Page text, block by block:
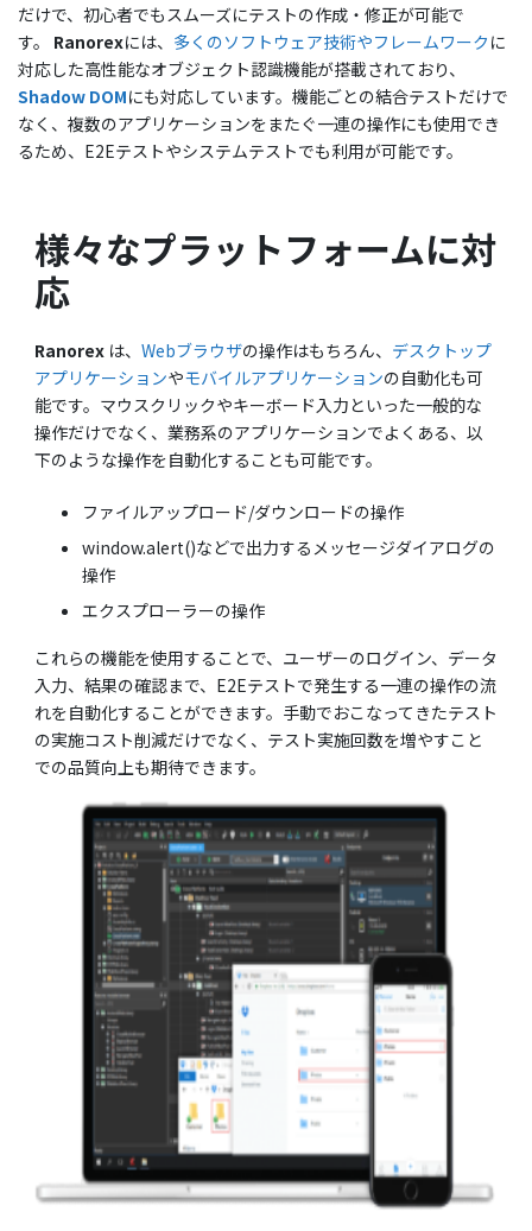
だけで、初心者でもスムーズにテストの作成・修正が可能で
す。 Ranorexには、 多くのソフトウェア技術やフレームワーク に
対応した高性能なオブジェクト認識機能が搭載されており、
Shadow DOMにも対応しています。機能ごとの結合テストだけで
なく、複数のアプリケーションをまたぐ一連の操作にも使用でき
るため、E2Eテストやシステムテストでも利用が可能です。
様々なプラットフォームに対
応
Ranorex は、 Webブラウザの操作はもちろん、 デスクトップ
アプリケーションやモバイルアプリケーションの自動化も可
能です。マウスクリックやキーボード入力といった一般的な
操作だけでなく、業務系のアプリケーションでよくある、以
下のような操作を自動化することも可能です。
ファイルアップロード/ダウンロードの操作
window.alert()などで出力するメッセージダイアログの
操作
エクスプローラーの操作
これらの機能を使用することで、ユーザーのログイン、データ
入力、結果の確認まで、E2Eテストで発生する一連の操作の流
れを自動化することができます。手動でおこなってきたテスト
の実施コスト削減だけでなく、テスト実施回数を増やすこと
での品質向上も期待できます。